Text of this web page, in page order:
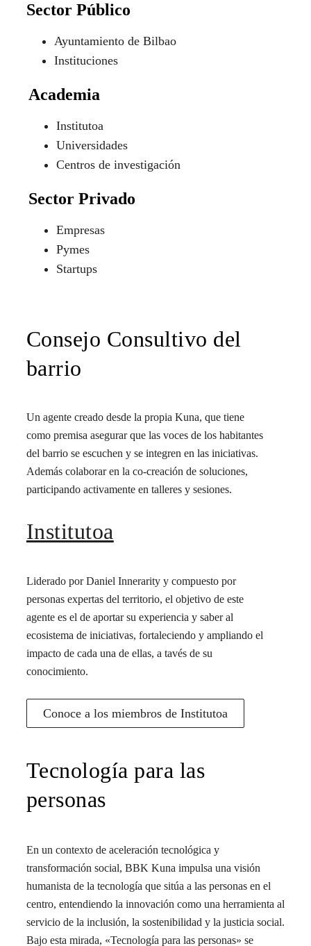
Sector Público
Ayuntamiento de Bilbao
Instituciones
Academia
Institutoa
Universidades
Centros de investigación
Sector Privado
Empresas
Pymes
Startups
Consejo Consultivo del
barrio
Un agente creado desde la propia Kuna, que tiene
como premisa asegurar que las voces de los habitantes
del barrio se escuchen y se integren en las iniciativas.
Además colaborar en la co-creación de soluciones,
participando activamente en talleres y sesiones.
Institutoa
Liderado por Daniel Innerarity y compuesto por
personas expertas del territorio, el objetivo de este
agente es el de aportar su experiencia y saber al
ecosistema de iniciativas, fortaleciendo y ampliando el
impacto de cada una de ellas, a tavés de su
conocimiento.
Conoce a los miembros de Institutoa
Tecnología para las
personas
En un contexto de aceleración tecnológica y
transformación social, BBK Kuna impulsa una visión
humanista de la tecnología que sitúa a las personas en el
centro, entendiendo la innovación como una herramienta al
servicio de la inclusión, la sostenibilidad y la justicia social.
Bajo esta mirada, «Tecnología para las personas» se